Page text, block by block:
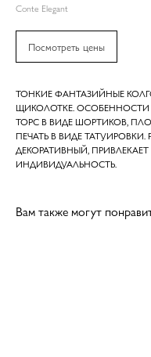
Conte Elegant
Посмотреть цены
ТОНКИЕ ФАНТАЗИЙНЫЕ
ЩИКОЛОТКЕ.
ТОРС В ВИДЕ ШОРТИКОВ,
ПЕЧАТЬ В ВИДЕ
ДЕКОРАТИВНЫЙ,
ИНДИВИДУАЛЬНОСТЬ.
Вам также могут